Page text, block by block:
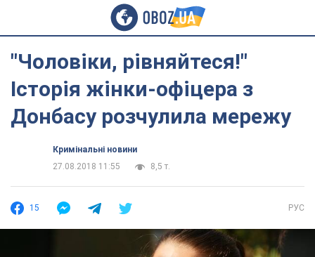
"Чоловіки, рівняйтеся!"
Історія жінки-офіцера з
Донбасу розчулила мережу
Кримінальні новини
27.08.2018 11:55
8,5 т.
15 РУС